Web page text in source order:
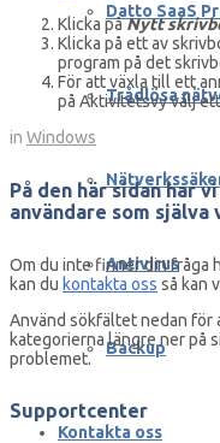
Datto SaaS
Trådlösa
Antivirus
Backup
Kontakta oss
Klicka påNytt
Klicka på ett av
program på det
För att växla till ett
på Aktivitetsvy välj
in Windows
På den här sidan har
användare som
Om du inte finner din fråga
kan du kontakta oss så kan
Använd sökfältet nedan för
kategorierna längre ner på
problemet.
Supportcenter